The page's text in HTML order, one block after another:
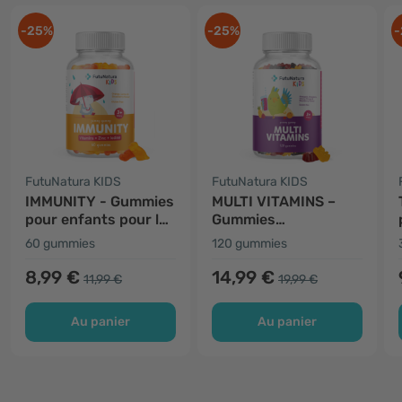
-25%
FutuNatura KIDS
IMMUNITY - Gummies
pour enfants pour le
système immunitaire
60 gummies
8,99 € 11,99 €
Au panier
-25%
FutuNatura KIDS
MULTI VITAMINS –
Gummies
multivitaminés pour
enfants
120 gummies
14,99 € 19,99 €
Au panier
-